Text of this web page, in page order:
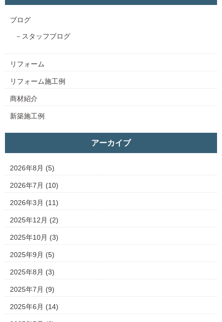
ブログ
スタッフブログ
リフォーム
リフォーム施工例
商材紹介
新築施工例
アーカイブ
2026年8月 (5)
2026年7月 (10)
2026年3月 (11)
2025年12月 (2)
2025年10月 (3)
2025年9月 (5)
2025年8月 (3)
2025年7月 (9)
2025年6月 (14)